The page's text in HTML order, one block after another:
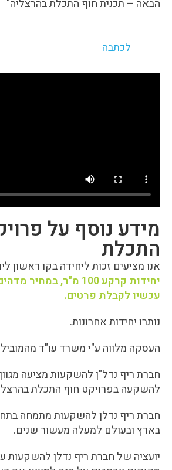
הבאה – תכנית חוף התכלת בהרצליה"
לכתבה
מידע נוסף על
התכלת
אנו מציעים זכות ליחידה בקו ראשון
יחידות קרקע 100 מ"ר,
עכשיו לקבלת פרטים.
נותרו יחידות אחרונות.
העסקה מלווה ע"י משרד עו"ד
חברת ריף נדל"ן להשקעות מציעה
להשקעה בפרויקט חוף התכלת
חברת ריף נדלן להשקעות מתמחה
בארץ ובעולם למעלה מעשור שנים.
יועציה של חברת ריף נדלן להשקעות